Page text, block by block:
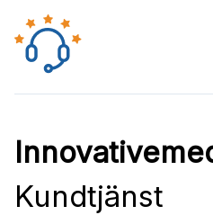
Kundtjänst